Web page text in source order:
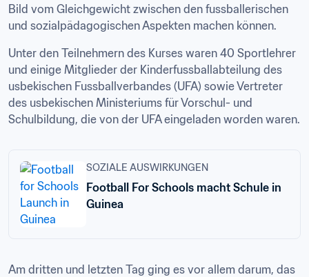
Bild vom Gleichgewicht zwischen den fussballerischen
und sozialpädagogischen Aspekten machen können.
Unter den Teilnehmern des Kurses waren 40 Sportlehrer
und einige Mitglieder der Kinderfussballabteilung des
usbekischen Fussballverbandes (UFA) sowie Vertreter
des usbekischen Ministeriums für Vorschul- und
SOZIALE AUSWIRKUNGEN
Football For Schools macht Schule in
Guinea
Am dritten und letzten Tag ging es vor allem darum, das